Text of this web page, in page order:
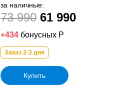
за наличные:
73 990 61 990
+434 бонусных Р
Заказ 2-3 дня
Купить